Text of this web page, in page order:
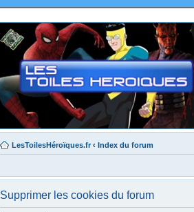
LesToilesHéroïques.fr ‹ Index du forum
Supprimer les cookies du forum